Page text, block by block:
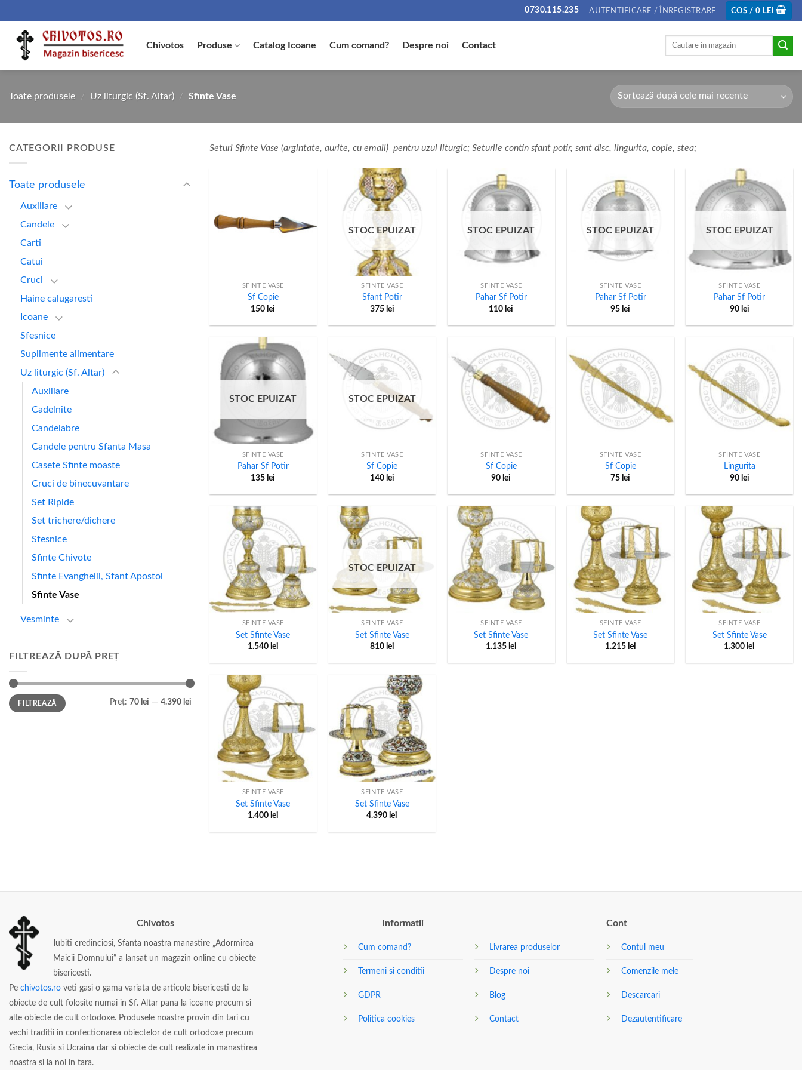
to
content
0730.115.235 AUTENTIFICARE / ÎNREGISTRARE COȘ /0 LEI
Chivotos Produse Catalog Icoane Cum comand? Despre noi Contact
Caută
Toate produsele / Uz liturgic (Sf. Altar) / Sfinte Vase
CATEGORII PRODUSE
Toate produsele
Auxiliare
Candele
Carti
Catui
Cruci
Haine calugaresti
Icoane
Sfesnice
Suplimente alimentare
Uz liturgic (Sf. Altar)
Auxiliare
Cadelnite
Candelabre
Candele pentru Sfanta Masa
Casete Sfinte moaste
Cruci de binecuvantare
Set Ripide
Set trichere/dichere
Sfesnice
Sfinte Chivote
Sfinte Evanghelii, Sfant Apostol
Sfinte Vase
Vesminte
FILTREAZĂ DUPĂ PREȚ
Preț
minim
Preț
maximFILTREAZĂ Preț: 70 lei — 4.390 lei
Seturi Sfinte Vase (argintate, aurite, cu email) pentru uzul liturgic; Seturile contin sfant potir, sant disc, lingurita, copie, stea;
SFINTE VASE
Sf Copie
150 lei
STOC EPUIZAT
SFINTE VASE
Sfant Potir
375 lei
STOC EPUIZAT
SFINTE VASE
Pahar Sf Potir
110 lei
STOC EPUIZAT
SFINTE VASE
Pahar Sf Potir
95 lei
+
STOC EPUIZAT
SFINTE VASE
Pahar Sf Potir
90 lei
STOC EPUIZAT
SFINTE VASE
Pahar Sf Potir
135 lei
STOC EPUIZAT
SFINTE VASE
Sf Copie
140 lei
SFINTE VASE
Sf Copie
90 lei
SFINTE VASE
Sf Copie
75 lei
SFINTE VASE
Lingurita
90 lei
+
SFINTE VASE
Set Sfinte Vase
1.540 lei
STOC EPUIZAT
SFINTE VASE
Set Sfinte Vase
810 lei
+
SFINTE VASE
Set Sfinte Vase
1.135 lei
+
SFINTE VASE
Set Sfinte Vase
1.215 lei
+
SFINTE VASE
Set Sfinte Vase
1.300 lei
+
SFINTE VASE
Set Sfinte Vase
1.400 lei
+
SFINTE VASE
Set Sfinte Vase
4.390 lei
Chivotos
ubiti credinciosi, Sfanta noastra manastire „Adormirea
Maicii Domnului” a lansat un magazin online cu obiecte
bisericesti.
Pe chivotos.ro veti gasi o gama variata de articole bisericesti de la
obiecte de cult folosite numai in Sf. Altar pana la icoane precum si
alte obiecte de cult ortodoxe. Produsele noastre provin din tari cu
vechi traditii in confectionarea obiectelor de cult ortodoxe precum
Grecia, Rusia si Ucraina dar si obiecte de cult realizate in manastirea
noastra si la noi in tara.
Informatii
Cum comand?
Termeni si conditii
GDPR
Politica cookies
Livrarea produselor
Despre noi
Blog
Contact
Cont
Contul meu
Comenzile mele
Descarcari
Dezautentificare